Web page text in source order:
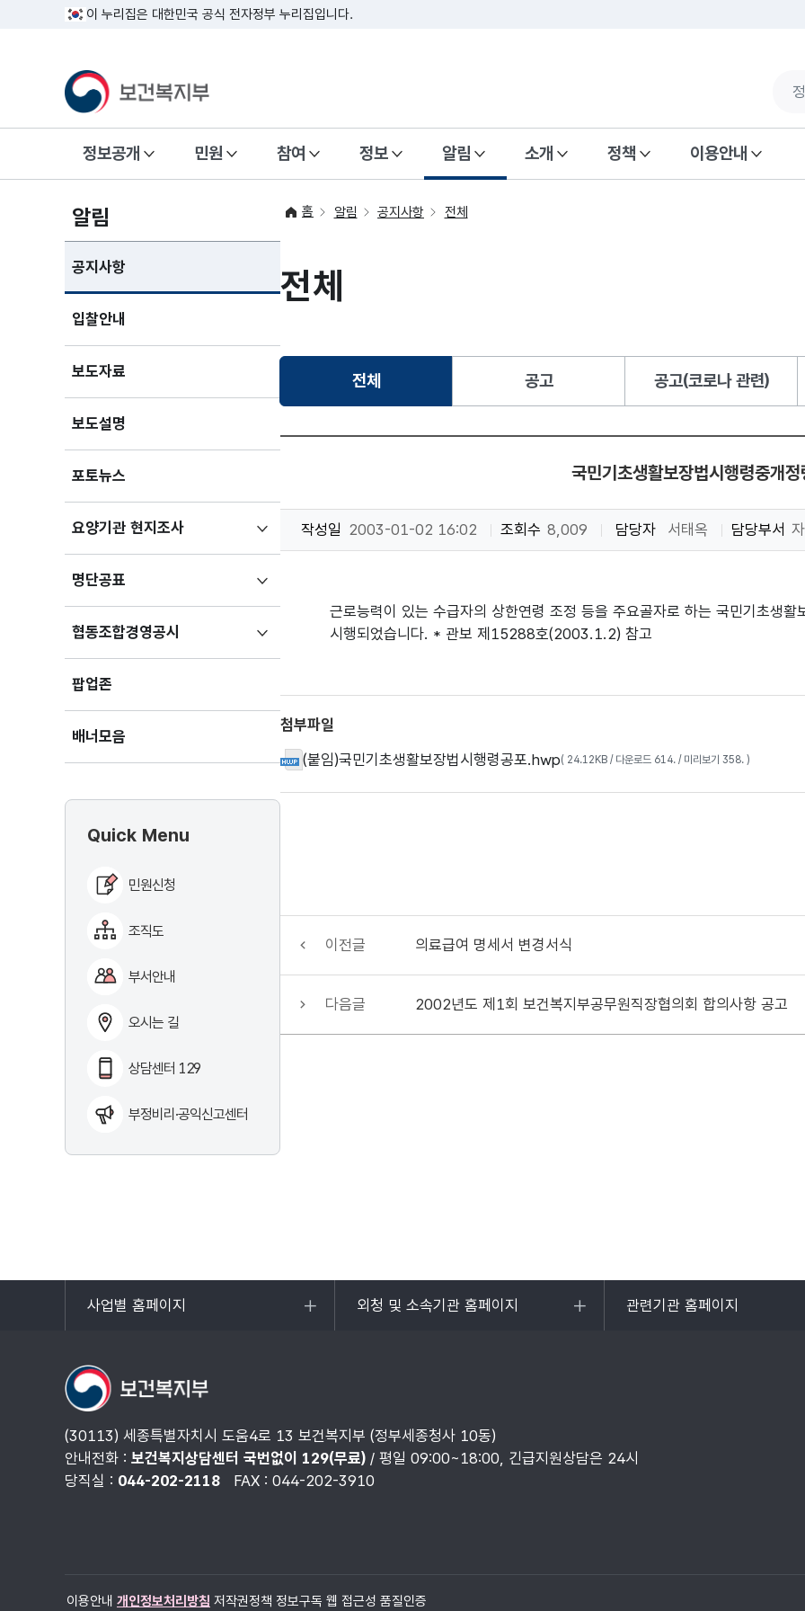
이 누리집은 대한민국 공식 전자정부 누리집입니다.
정보공개 민원 참여 정보 알림 소개 정책 이용안내
알림
공지사항
입찰안내
보도자료
보도설명
포토뉴스
요양기관 현지조사하위메뉴
펼치기
명단공표
펼치기
협동조합경영공시
펼치기
팝업존
배너모음
Quick Menu
민원신청
조직도
부서안내
오시는 길
상담센터 129
부정비리·공익신고센터
홈 알림 공지사항 전체
전체
전체선택됨 공고 공고(코로나 관련)
국민기초생활보장법시행령중개
작성일 2003-01-02 16:02 조회수 8,009 담당자 서태옥 담당부서
근로능력이 있는 수급자의 상한연령 조정 등을 주요골자로 하는 국민기초생
시행되었습니다. * 관보 제15288호(2003.1.2) 참고
첨부파일
(붙임)국민기초생활보장법시행령공포.hwp( 24.12KB / 다운로드 614. / 미리보기 358. )
이전글 의료급여 명세서 변경서식
다음글 2002년도 제1회 보건복지부공무원직장협의회 합의사항 공고
사업별 홈페이지
목록
외청 및 소속기관 홈페이지
목록
관련기관 홈페이지
목록
(30113) 세종특별자치시 도움4로 13 보건복지부 (정부세종청사 10동)
안내전화 : 보건복지상담센터 국번없이 129(무료) / 평일 09:00~18:00, 긴급지원상담은 24시
당직실 : 044-202-2118 FAX : 044-202-3910
이용안내 개인정보처리방침 저작권정책 정보구독 웹 접근성 품질인증